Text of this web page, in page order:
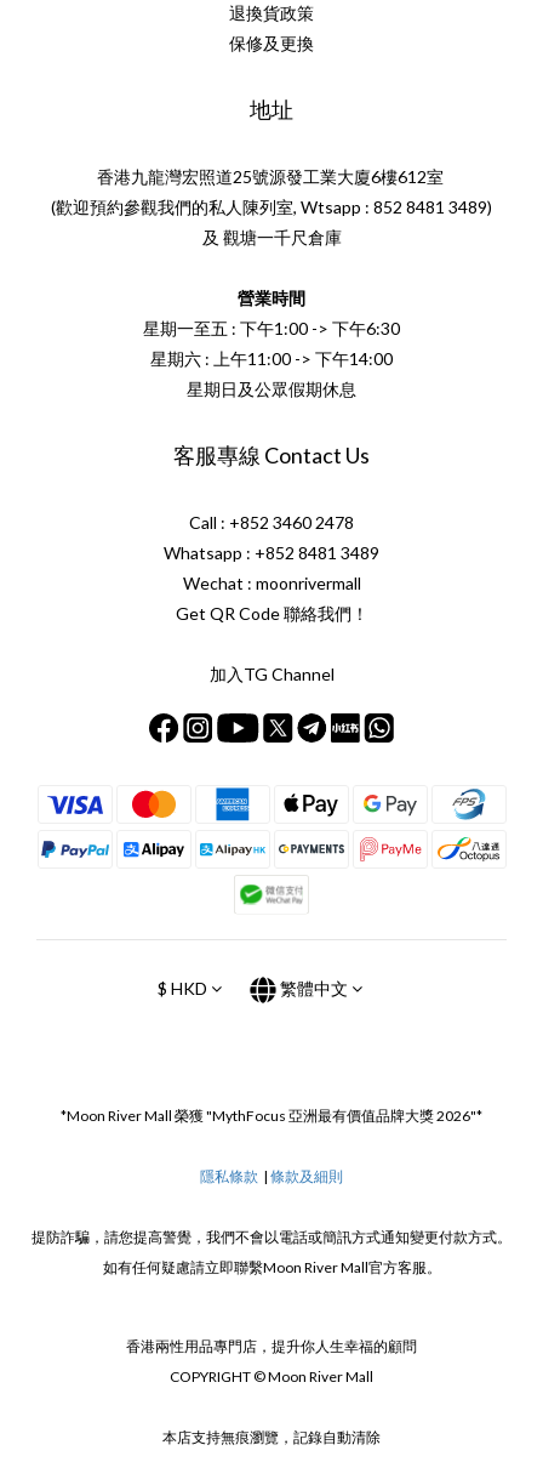
退換貨政策
保修及更換
地址
香港九龍灣宏照道25號源發工業大廈6樓612室
(歡迎預約參觀我們的私人陳列室, Wtsapp : 852 8481 3489)
及 觀塘一千尺倉庫
營業時間
星期一至五 : 下午1:00 -> 下午6:30
星期六 : 上午11:00 -> 下午14:00
星期日及公眾假期休息
客服專線 Contact Us
Call : +852 3460 2478
Whatsapp : +852 8481 3489
Wechat : moonrivermall
Get QR Code 聯絡我們！
加入TG Channel
$ HKD 繁體中文
*Moon River Mall 榮獲 "MythFocus 亞洲最有價值品牌大獎 2026"*
隱私條款 | 條款及細則
提防詐騙，請您提高警覺，我們不會以電話或簡訊方式通知變更付款方式。
如有任何疑慮請立即聯繫Moon River Mall官方客服。
香港兩性用品專門店，提升你人生幸福的顧問
COPYRIGHT © Moon River Mall
本店支持無痕瀏覽，記錄自動清除